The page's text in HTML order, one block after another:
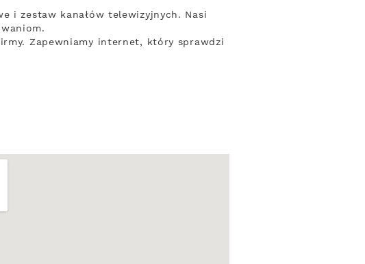
i zestaw kanałów telewizyjnych. Nasi
Zapewniamy internet, który sprawdzi